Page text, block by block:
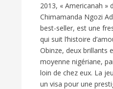
2013, « Americanah »
Chimamanda Ngozi
best-seller, est une
qui suit l’histoire
Obinze, deux brillants
moyenne nigériane,
loin de chez eux. La
un visa pour une